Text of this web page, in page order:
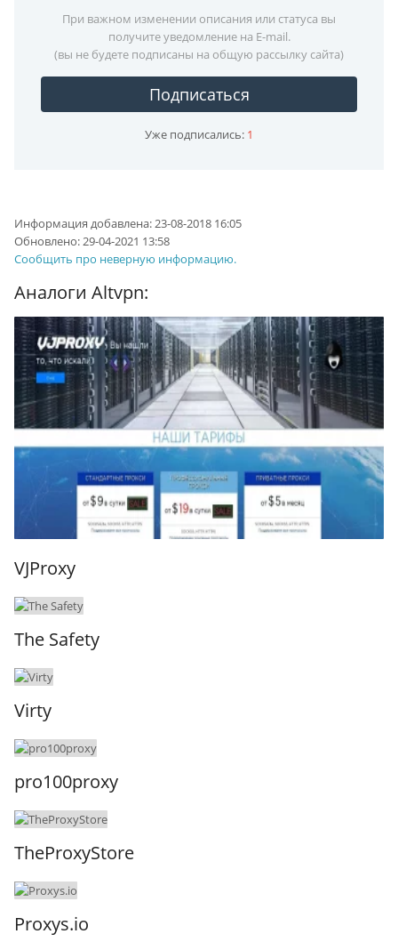
При важном изменении описания или статуса вы
получите уведомление на E-mail.
(вы не будете подписаны на общую рассылку сайта)
Подписаться
Уже подписались: 1
Информация добавлена:23-08-2018 16:05
Обновлено:29-04-2021 13:58
Сообщить про неверную информацию.
Аналоги Altvpn:
VJProxy
The Safety
Virty
pro100proxy
TheProxyStore
Proxys.io